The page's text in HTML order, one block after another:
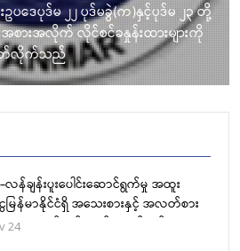
ဥပဒေပုဒ်မ ၂၂ ပုဒ်မခွဲ(က)နှင့်ပုဒ်မ ၂၃ တို့
အစားအလိုက် လိုင်စင်ခနှုန်းထားများကို
တ်လိုက်သည်
-လန်ချန်းပူးပေါင်းဆောင်ရွက်မှု အထူး
မြန်မာနိုင်ငံရှိ အသေးစားနှင့် အလတ်စား
ာ ရေထွက်ကုန်ပစ္စည်း ထုတ်လုပ်မှု
24